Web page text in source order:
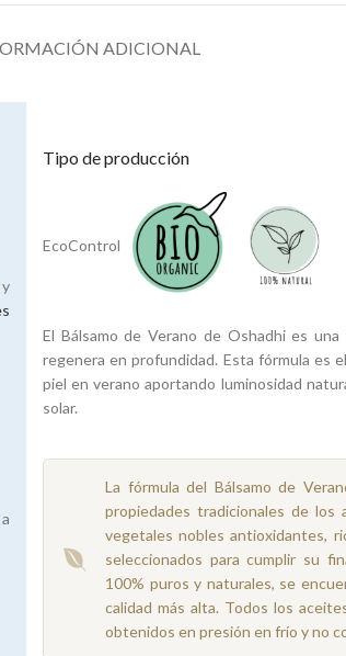
ADICIONAL
Tipo de producción
EcoControl
El Bálsamo de Verano de Oshadhi es
regenera en profundidad. Esta fórmula es
piel en verano aportando luminosidad
solar.
La fórmula del Bálsamo de
propiedades tradicionales de los
vegetales nobles antioxidantes,
seleccionados para cumplir su
100% puros y naturales, se
calidad más alta. Todos los
obtenidos en presión en frío y no